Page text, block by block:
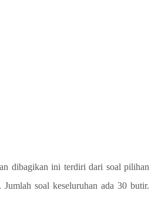
dibagikan ini terdiri dari soal pilihan
Jumlah soal keseluruhan ada 30 butir.